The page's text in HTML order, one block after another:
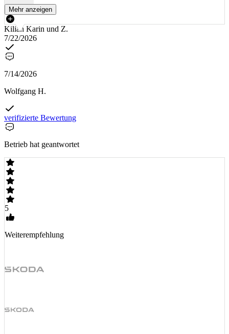
Mehr anzeigen
Kilian Karin und Z.
7/22/2026
7/14/2026
Wolfgang H.
verifizierte Bewertung
Betrieb hat geantwortet
5
Weiterempfehlung